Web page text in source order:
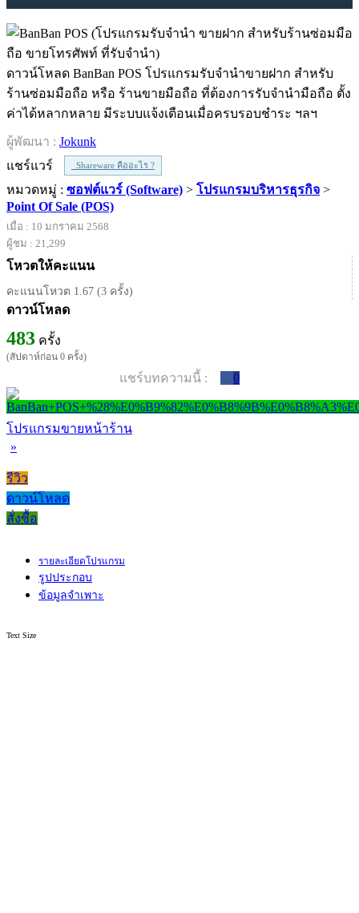
ดาวน์โหลด BanBan POS โปรแกรมรับจำนำขายฝาก สำหรับ
ร้านซ่อมมือถือ หรือ ร้านขายมือถือ ที่ต้องการรับจำนำมือถือ ตั้ง
ค่าได้หลากหลาย มีระบบแจ้งเตือนเมื่อครบรอบชำระ ฯลฯ
ผู้พัฒนา : Jokunk
แชร์แวร์
Shareware คืออะไร ?
หมวดหมู่ : ซอฟต์แวร์ (Software) > โปรแกรมบริหารธุรกิจ >
Point Of Sale (POS)
เมื่อ : 10 มกราคม 2568
ผู้ชม : 21,299
โหวตให้คะแนน
คะแนนโหวต 1.67 (3 ครั้ง)
ดาวน์โหลด
483 ครั้ง
(สัปดาห์ก่อน 0 ครั้ง)
แชร์บทความนี้ : 0
โปรแกรมขายหน้าร้าน
»
รีวิว
ดาวน์โหลด
สั่งซื้อ
รายละเอียดโปรแกรม
รูปประกอบ
ข้อมูลจำเพาะ
Text Size